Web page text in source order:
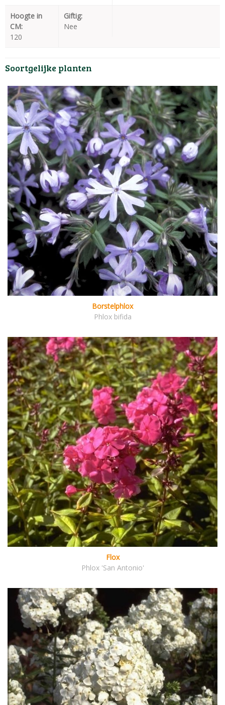
Hoogte in
CM:
120
Giftig:
Nee
Soortgelijke planten
Borstelphlox
Phlox bifida
Flox
Phlox 'San Antonio'